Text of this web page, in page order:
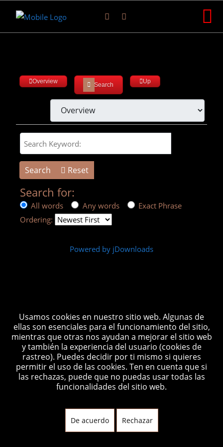
Overview Search Up
Search Keyword:
Search Reset
Search for:
All words Any words
Exact Phrase
Ordering:
Powered by jDownloads
Está aquí:Inicio Cisco Cisco TFTP Server
copyright © 2026 cuartodecomunicaciones.com
Usamos cookies en nuestro sitio web. Algunas de
ellas son esenciales para el funcionamiento del sitio,
mientras que otras nos ayudan a mejorar el sitio web
y también la experiencia del usuario (cookies de
rastreo). Puedes decidir por ti mismo si quieres
permitir el uso de las cookies. Ten en cuenta que si
las rechazas, puede que no puedas usar todas las
funcionalidades del sitio web.
De acuerdo Rechazar